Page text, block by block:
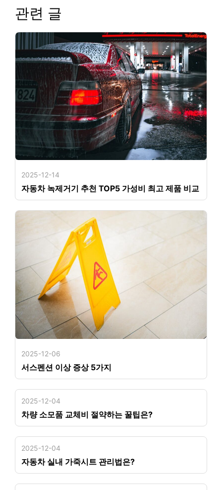
관련 글
2025-12-14
자동차 녹제거기 추천 TOP5 가성비 최고 제품 비교
2025-12-06
서스펜션 이상 증상 5가지
2025-12-04
차량 소모품 교체비 절약하는 꿀팁은?
2025-12-04
자동차 실내 가죽시트 관리법은?